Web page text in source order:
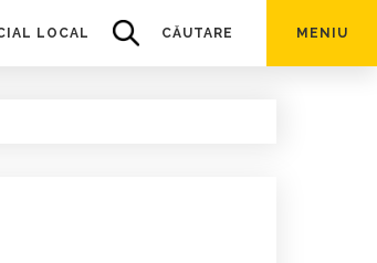
LOCAL CĂUTARE MENIU